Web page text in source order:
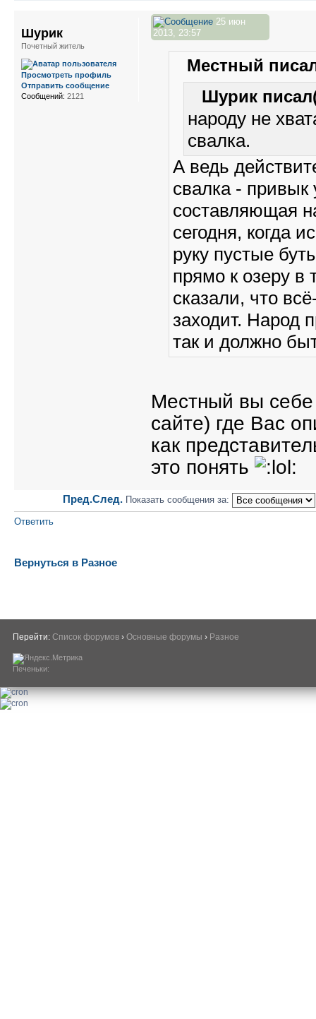
25 июн
2013, 23:57
Местный
Шурик
народу не
свалка.
А ведь
свалка -
составляющая
сегодня, когда
руку пустые
прямо к озеру в
сказали, что
заходит. Народ
так и должно
Местный вы себе
сайте) где Вас
как
это понять
Шурик
Почетный житель
Просмотреть профиль
Отправить сообщение
Сообщений: 2121
Пред.След. Показать сообщения за:
Ответить
Вернуться в Разное
Перейти: Список форумов › Основные форумы › Разное
Печеньки: